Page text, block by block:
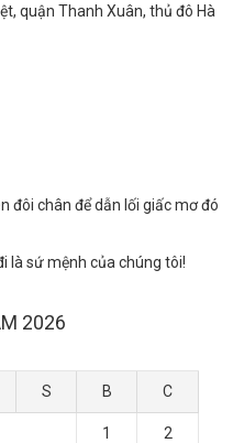
quận Thanh Xuân, thủ đô Hà
đôi chân để dẫn lối giấc mơ đó
là sứ mệnh của chúng tôi!
2026
S B C
1 2